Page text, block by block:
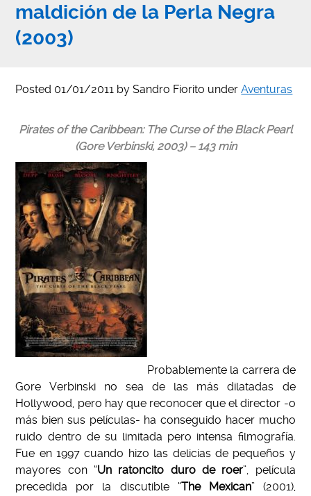
maldición de la Perla Negra
(2003)
Posted 01/01/2011 bySandro Fiorito underAventuras
Pirates of the Caribbean: The Curse of the Black Pearl
(Gore Verbinski, 2003) – 143 min
Probablemente la carrera de
Gore Verbinski no sea de las más dilatadas de
Hollywood, pero hay que reconocer que el director -o
más bien sus películas- ha conseguido hacer mucho
ruido dentro de su limitada pero intensa filmografía.
Fue en 1997 cuando hizo las delicias de pequeños y
mayores con “Un ratoncito duro de roer”, película
precedida por la discutible “The Mexican” (2001),